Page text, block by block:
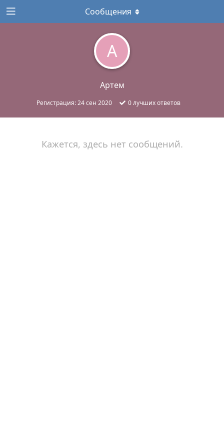
А
Артем
Регистрация:24 сен 2020 0лучших ответов
Сообщения
Кажется, здесь нет сообщений.